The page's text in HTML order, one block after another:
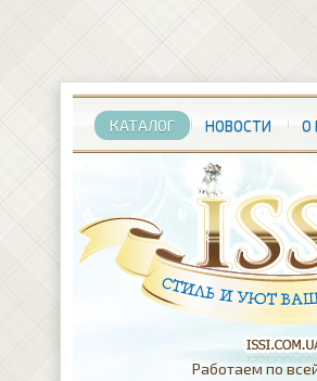
КАТАЛОГ НОВОСТИ О
Работаем по